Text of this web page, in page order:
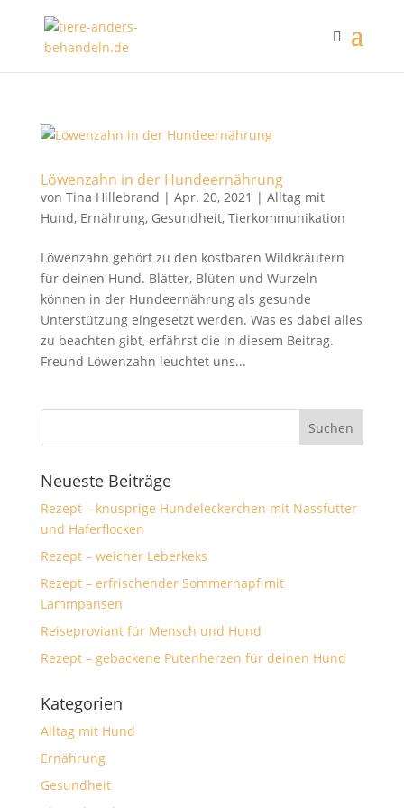
Löwenzahn in der Hundeernährung
von Tina Hillebrand | Apr. 20, 2021 | Alltag mit
Hund, Ernährung, Gesundheit, Tierkommunikation
Löwenzahn gehört zu den kostbaren Wildkräutern
für deinen Hund. Blätter, Blüten und Wurzeln
können in der Hundeernährung als gesunde
Unterstützung eingesetzt werden. Was es dabei alles
zu beachten gibt, erfährst die in diesem Beitrag.
Freund Löwenzahn leuchtet uns...
Neueste Beiträge
Rezept – knusprige Hundeleckerchen mit Nassfutter
und Haferflocken
Rezept – weicher Leberkeks
Rezept – erfrischender Sommernapf mit
Lammpansen
Reiseproviant für Mensch und Hund
Rezept – gebackene Putenherzen für deinen Hund
Kategorien
Alltag mit Hund
Ernährung
Gesundheit